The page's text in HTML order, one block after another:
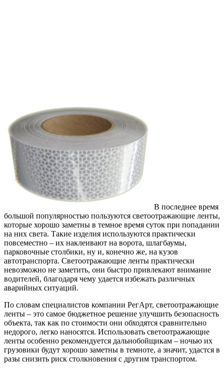
В последнее время
большой популярностью пользуются светоотражающие ленты,
которые хорошо заметны в темное время суток при попадании
на них света. Такие изделия используются практически
повсеместно – их наклеивают на ворота, шлагбаумы,
парковочные столбики, ну и, конечно же, на кузов
автотранспорта. Светоотражающие ленты практически
невозможно не заметить, они быстро привлекают внимание
водителей, благодаря чему удается избежать различных
аварийных ситуаций.
По словам специалистов компании РегАрт, светоотражающие
ленты – это самое бюджетное решение улучшить безопасность
объекта, так как по стоимости они обходятся сравнительно
недорого, легко наносятся. Использовать светоотражающие
ленты особенно рекомендуется дальнобойщикам – ночью их
грузовики будут хорошо заметны в темноте, а значит, удастся в
разы снизить риск столкновения с другим транспортом.